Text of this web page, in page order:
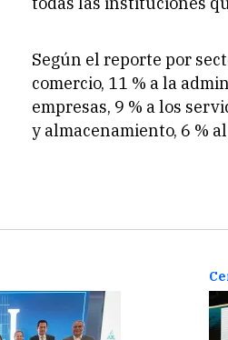
Según el reporte por
comercio, 11 % a la
empresas, 9 % a los
y almacenamiento, 6 %